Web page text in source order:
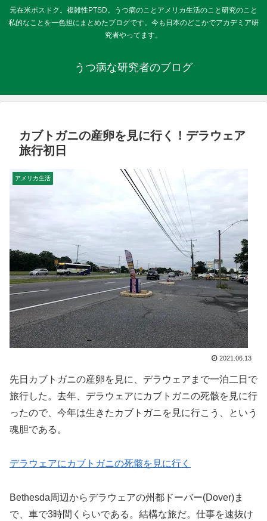
元在米ポスドク。複雑性PTSD。うつ病のことアメリカ生活のこと研究のこと
私的なことを一色担にまとめたブログです。今も日本のどこかでアカデミア研
究者やってます。
うつ病な研究者のブログ
カブトガニの産卵を見に行く！デラウェア
旅行初日
アメリカ生活
2021.06.13
先日カブトガニの産卵を見に、デラウェアまで一泊二日で
旅行した。去年、デラウェアにカブトガニの死骸を見に行
ったので、今年は生きたカブトガニを見に行こう、という
魂胆である。
デラウェアにカブトガニの死骸を見に行く
Bethesda周辺からデラウェアの州都ドーバー(Dover)ま
で、車で3時間くらいである。結構な旅だ。仕事を速抜け